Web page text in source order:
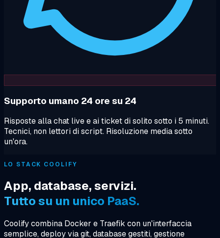
Supporto umano 24 ore su 24
Risposte alla chat live e ai ticket di solito sotto i 5 minuti.
Tecnici, non lettori di script. Risoluzione media sotto
un'ora.
LO STACK COOLIFY
App, database, servizi.
Tutto su un unico PaaS.
Coolify combina Docker e Traefik con un'interfaccia
semplice, deploy via git, database gestiti, gestione